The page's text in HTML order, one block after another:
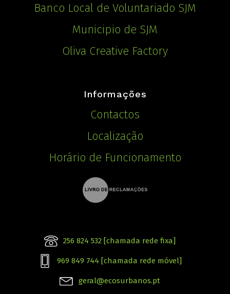
Banco Local de Voluntariado SJM
Municipio de SJM
Oliva Creative Factory
Informações
Contactos
Localização
Horário de Funcionamento
256 824 532 [chamada rede fixa]
969 849 744 [chamada rede móvel]
geral@ecosurbanos.pt